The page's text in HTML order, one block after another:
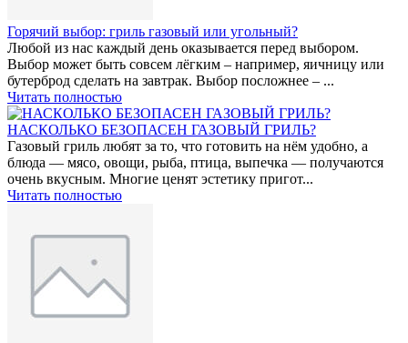
Горячий выбор: гриль газовый или угольный?
Любой из нас каждый день оказывается перед выбором.
Выбор может быть совсем лёгким – например, яичницу или
бутерброд сделать на завтрак. Выбор посложнее – ...
Читать полностью
НАСКОЛЬКО БЕЗОПАСЕН ГАЗОВЫЙ ГРИЛЬ?
Газовый гриль любят за то, что готовить на нём удобно, а
блюда — мясо, овощи, рыба, птица, выпечка — получаются
очень вкусным. Многие ценят эстетику пригот...
Читать полностью